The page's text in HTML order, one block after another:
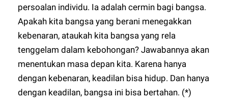
persoalan individu. Ia adalah cermin bagi bangsa.
Apakah kita bangsa yang berani menegakkan
kebenaran, ataukah kita bangsa yang rela
tenggelam dalam kebohongan? Jawabannya akan
menentukan masa depan kita. Karena hanya
dengan kebenaran, keadilan bisa hidup. Dan hanya
dengan keadilan, bangsa ini bisa bertahan. (*)